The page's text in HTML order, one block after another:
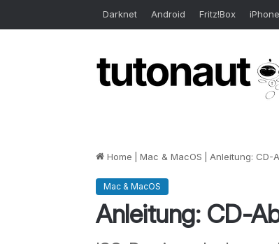
Darknet Android Fritz!Box
Home Mac & MacOS Anleitung: CD-
Mac & MacOS
Anleitung: CD-